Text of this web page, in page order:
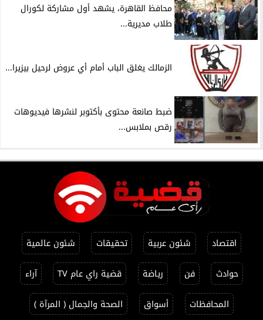
محافظ القاهرة، يشهد أول مشاركة لكورال
طلاب مديرية...
الزمالك يغلق الباب أمام أي عروض لرحيل بيزيرا...
ضبط صانعة محتوى بأكتوبر لنشرها فيديوهات
رقص بملابس...
اقتصاد شئون عربية تحقيقات
شئون عالمية
حوادث
فن رياضة قضية راي عام TV
آراء
المحافظات
أسواق الصحة والجمال ( المرآة )